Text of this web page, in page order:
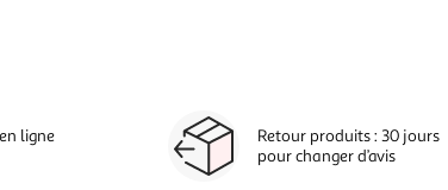
ligne
Retour produits : 30 jours
pour changer d’avis